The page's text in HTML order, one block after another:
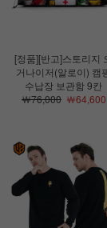
[정품][반고]스토리지
거나이저(알로이) 캠
수납장 보관함 9칸
￦76,000￦64,600